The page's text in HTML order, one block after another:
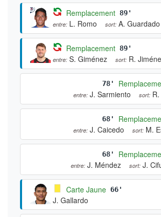
Remplacement 89'
entre: L. Romo sort: A. Guardado
Remplacement 89'
entre: S. Giménez sort: R.
78'
entre: J. Sarmiento sort:
68'
entre: J. Caicedo sort: M.
68'
entre: J. Méndez sort: J.
Carte Jaune 66'
J. Gallardo